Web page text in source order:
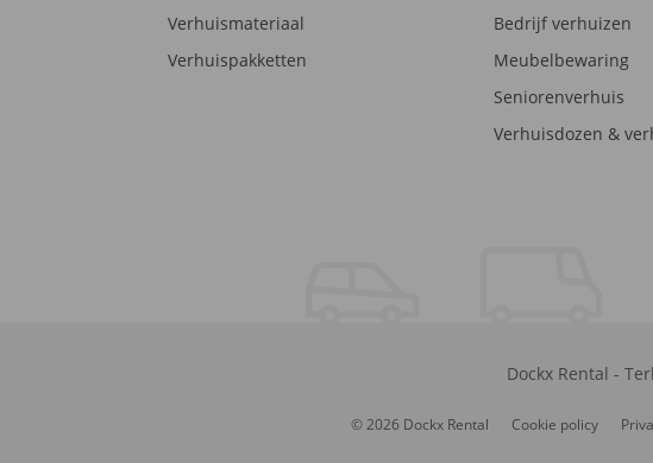
Verhuismateriaal
Verhuispakketten
Bedrijf verhuizen
Meubelbewaring
Seniorenverhuis
Verhuisdozen &
Dockx Rental -
© 2026 Dockx Rental Cookie policy